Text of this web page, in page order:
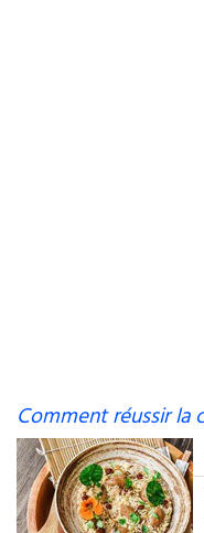
Comment réussir la